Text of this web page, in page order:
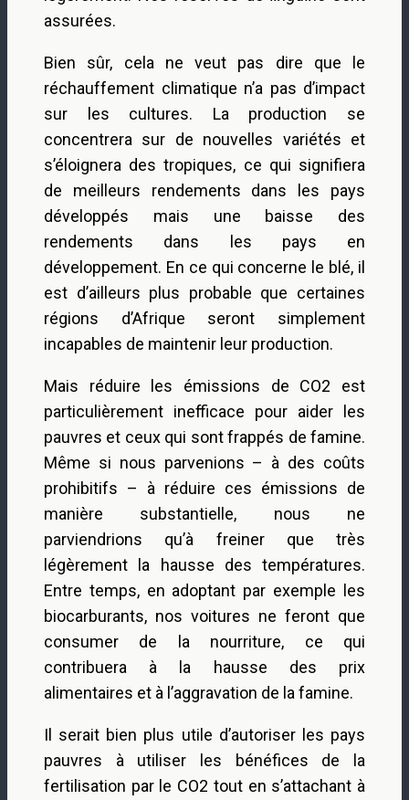
assurées.
Bien sûr, cela ne veut pas dire que le
réchauffement climatique n’a pas d’impact
sur les cultures. La production se
concentrera sur de nouvelles variétés et
s’éloignera des tropiques, ce qui signifiera
de meilleurs rendements dans les pays
développés mais une baisse des
rendements dans les pays en
développement. En ce qui concerne le blé, il
est d’ailleurs plus probable que certaines
régions d’Afrique seront simplement
incapables de maintenir leur production.
Mais réduire les émissions de CO2 est
particulièrement inefficace pour aider les
pauvres et ceux qui sont frappés de famine.
Même si nous parvenions – à des coûts
prohibitifs – à réduire ces émissions de
manière substantielle, nous ne
parviendrions qu’à freiner que très
légèrement la hausse des températures.
Entre temps, en adoptant par exemple les
biocarburants, nos voitures ne feront que
consumer de la nourriture, ce qui
contribuera à la hausse des prix
alimentaires et à l’aggravation de la famine.
Il serait bien plus utile d’autoriser les pays
pauvres à utiliser les bénéfices de la
fertilisation par le CO2 tout en s’attachant à